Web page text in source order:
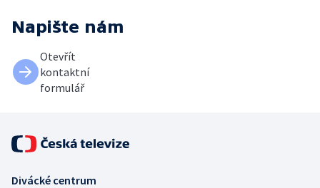
Napište nám
Otevřít
kontaktní
formulář
Divácké centrum